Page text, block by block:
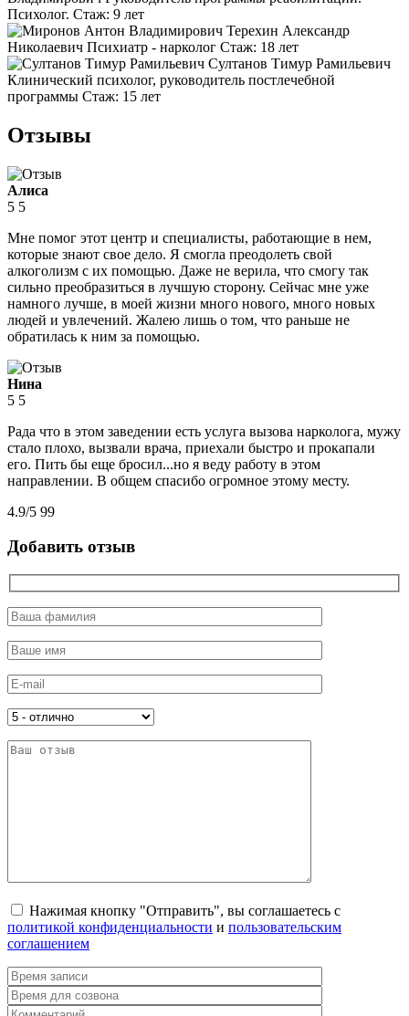
Психолог. Стаж: 9 лет
Терехин Александр
Николаевич Психиатр - нарколог Стаж: 18 лет
Султанов Тимур Рамильевич
Клинический психолог, руководитель постлечебной
программы Стаж: 15 лет
Отзывы
Алиса
5 5
Мне помог этот центр и специалисты, работающие в нем,
которые знают свое дело. Я смогла преодолеть свой
алкоголизм с их помощью. Даже не верила, что смогу так
сильно преобразиться в лучшую сторону. Сейчас мне уже
намного лучше, в моей жизни много нового, много новых
людей и увлечений. Жалею лишь о том, что раньше не
обратилась к ним за помощью.
Нина
5 5
Рада что в этом заведении есть услуга вызова нарколога, мужу
стало плохо, вызвали врача, приехали быстро и прокапали
его. Пить бы еще бросил...но я веду работу в этом
направлении. В общем спасибо огромное этому месту.
4.9/5 99
Добавить отзыв
Нажимая кнопку "Отправить", вы соглашаетесь с
политикой конфиденциальности и пользовательским
соглашением